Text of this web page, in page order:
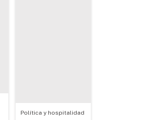
Política y hospitalidad